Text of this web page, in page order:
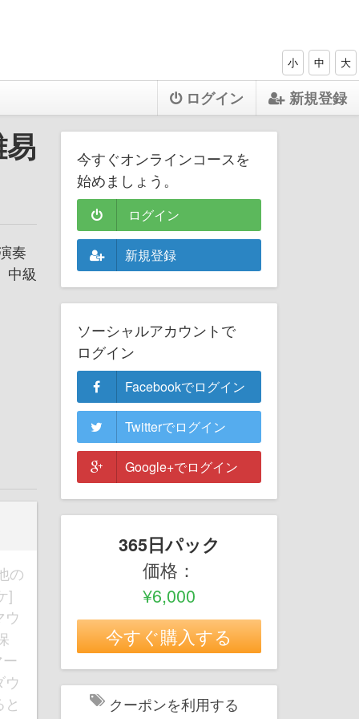
小 中 大
ログイン 新規登録
奏
中級
の
]
今すぐオンラインコースを
始めましょう。
ログイン
新規登録
ソーシャルアカウントで
ログイン
Facebookでログイン
Twitterでログイン
Google+でログイン
365日パック
価格：
¥6,000
今すぐ購入する
クーポンを利用する